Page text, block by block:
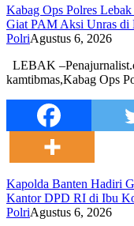
Kabag Ops Polres
Giat PAM Aksi Unras di
PolriAgustus 6, 2026
LEBAK
kamtibmas,Kabag Ops
Kapolda Banten Hadiri
Kantor DPD RI di Ibu
PolriAgustus 6, 2026